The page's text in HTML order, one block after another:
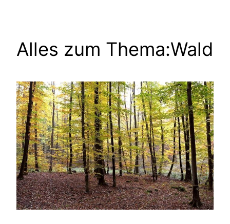
Alles zum Thema:Wald